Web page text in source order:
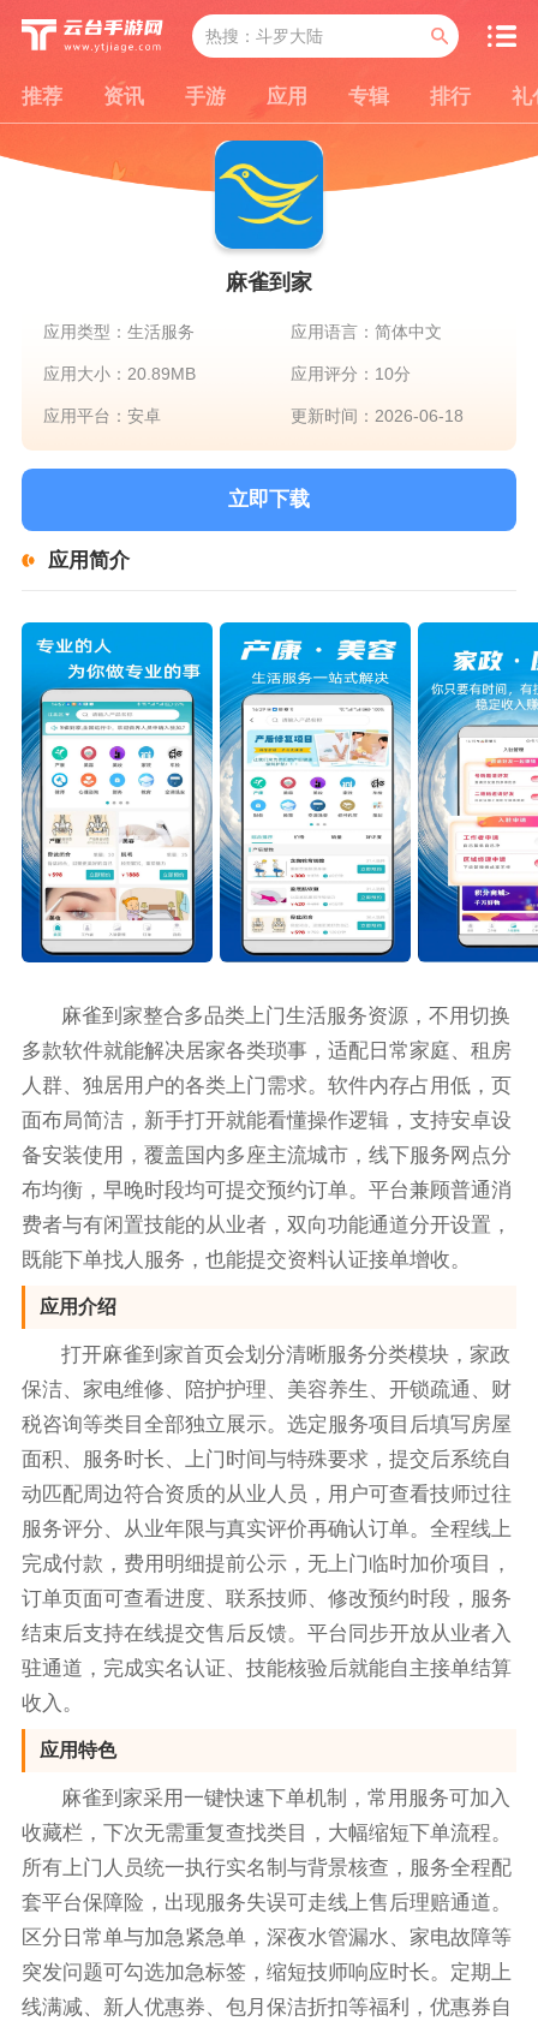
推荐 资讯 手游 应用 专辑 排行 礼
麻雀到家
应用类型：生活服务 应用语言：简体中文
应用大小：20.89MB 应用评分：10分
应用平台：安卓 更新时间：2026-06-18
立即下载
应用简介
麻雀到家整合多品类上门生活服务资源，不用切换
多款软件就能解决居家各类琐事，适配日常家庭、租房
人群、独居用户的各类上门需求。软件内存占用低，页
面布局简洁，新手打开就能看懂操作逻辑，支持安卓设
备安装使用，覆盖国内多座主流城市，线下服务网点分
布均衡，早晚时段均可提交预约订单。平台兼顾普通消
费者与有闲置技能的从业者，双向功能通道分开设置，
既能下单找人服务，也能提交资料认证接单增收。
应用介绍
打开麻雀到家首页会划分清晰服务分类模块，家政
保洁、家电维修、陪护护理、美容养生、开锁疏通、财
税咨询等类目全部独立展示。选定服务项目后填写房屋
面积、服务时长、上门时间与特殊要求，提交后系统自
动匹配周边符合资质的从业人员，用户可查看技师过往
服务评分、从业年限与真实评价再确认订单。全程线上
完成付款，费用明细提前公示，无上门临时加价项目，
订单页面可查看进度、联系技师、修改预约时段，服务
结束后支持在线提交售后反馈。平台同步开放从业者入
驻通道，完成实名认证、技能核验后就能自主接单结算
收入。
应用特色
麻雀到家采用一键快速下单机制，常用服务可加入
收藏栏，下次无需重复查找类目，大幅缩短下单流程。
所有上门人员统一执行实名制与背景核查，服务全程配
套平台保障险，出现服务失误可走线上售后理赔通道。
区分日常单与加急紧急单，深夜水管漏水、家电故障等
突发问题可勾选加急标签，缩短技师响应时长。定期上
线满减、新人优惠券、包月保洁折扣等福利，优惠券自